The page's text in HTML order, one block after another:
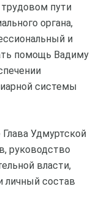
трудовом пути
органа,
и
помощь Вадиму
системы
Удмуртской
руководство
власти,
личный состав